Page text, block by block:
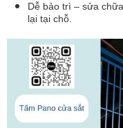
Dễ bảo trì – sửa
lại tại chỗ.